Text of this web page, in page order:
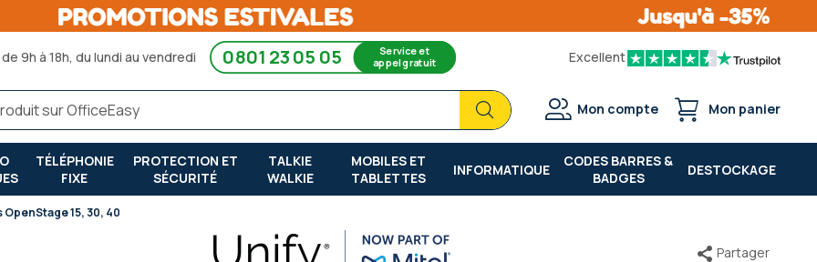
9h à 18h, du lundi au vendredi 0801 23 05 05 Service et
appel gratuit Excellent
Chercher
Chercher
Mon compte Mon panier
TÉLÉPHONIE
FIXE
PROTECTION ET
SÉCURITÉ
TALKIE
WALKIE
MOBILES ET
TABLETTES
INFORMATIQUE
CODES BARRES &
BADGES
DESTOCKAGE
15, 30, 40
Partager